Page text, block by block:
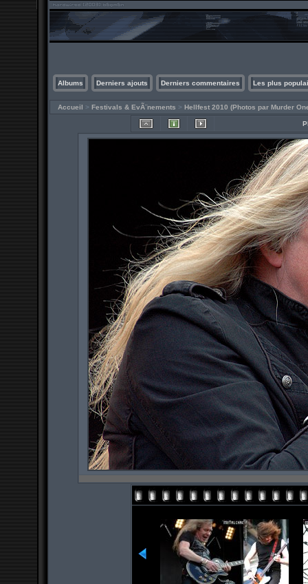
Albums Derniers ajouts Derniers commentaires Les plus
Accueil > Festivals & EvÃ¨nements > Hellfest 2010 (Photos par Murder